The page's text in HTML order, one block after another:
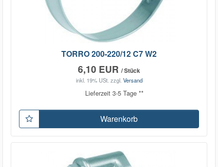
TORRO 200-220/12 C7 W2
6,10 EUR / Stück
inkl. 19% USt. zzgl. Versand
Lieferzeit 3-5 Tage **
Warenkorb